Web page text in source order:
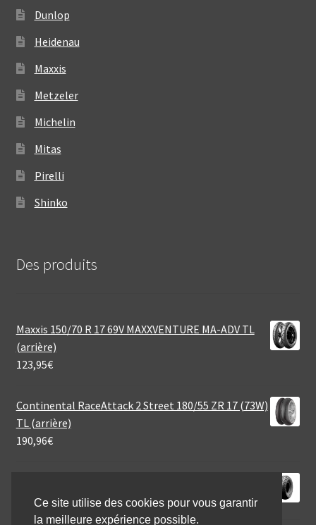
Dunlop
Heidenau
Maxxis
Metzeler
Michelin
Mitas
Pirelli
Shinko
Des produits
Maxxis 150/70 R 17 69V MAXXVENTURE MA-ADV TL
(arrière)
123,95€
Continental RaceAttack 2 Street 180/55 ZR 17 (73W)
TL (arrière)
190,96€
32,80€
Ce site utilise des cookies pour vous garantir
la meilleure expérience possible.